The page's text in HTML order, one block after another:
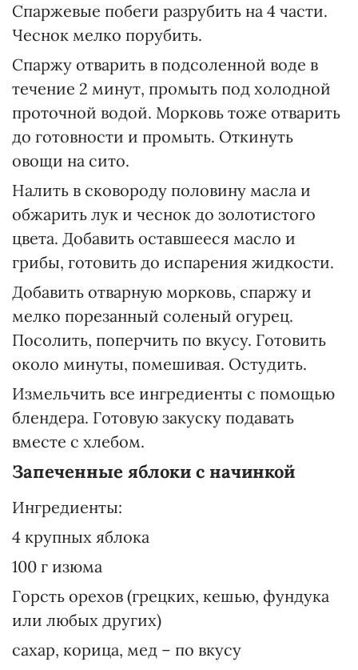
Спаржевые побеги разрубить на 4 части.
Чеснок мелко порубить.
Спаржу отварить в подсоленной воде в
течение 2 минут, промыть под холодной
проточной водой. Морковь тоже отварить
до готовности и промыть. Откинуть
овощи на сито.
Налить в сковороду половину масла и
обжарить лук и чеснок до золотистого
цвета. Добавить оставшееся масло и
грибы, готовить до испарения жидкости.
Добавить отварную морковь, спаржу и
мелко порезанный соленый огурец.
Посолить, поперчить по вкусу. Готовить
около минуты, помешивая. Остудить.
Измельчить все ингредиенты с помощью
блендера. Готовую закуску подавать
вместе с хлебом.
Запеченные яблоки с начинкой
Ингредиенты:
4 крупных яблока
100 г изюма
Горсть орехов (грецких, кешью, фундука
или любых других)
сахар, корица, мед – по вкусу